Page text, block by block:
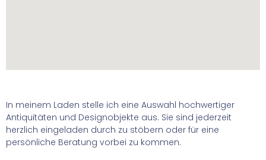
In meinem Laden stelle ich eine Auswahl hochwertiger
Antiquitäten und Designobjekte aus. Sie sind jederzeit
herzlich eingeladen durch zu stöbern oder für eine
persönliche Beratung vorbei zu kommen.